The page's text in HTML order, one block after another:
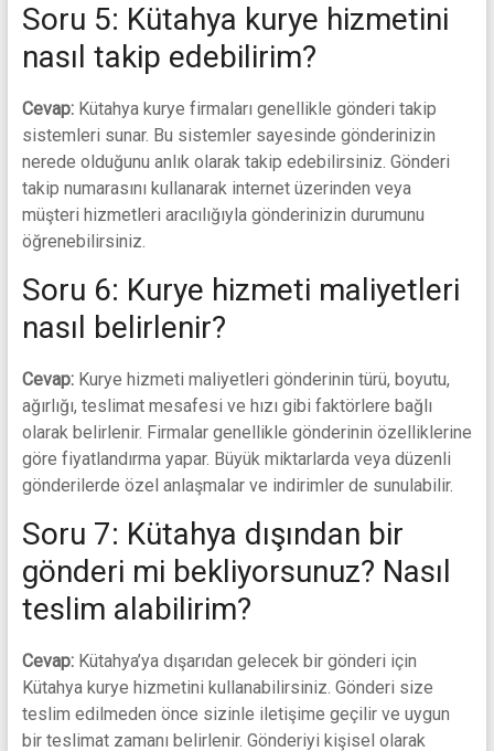
Soru 5: Kütahya kurye hizmetini
nasıl takip edebilirim?
Cevap:Kütahya kurye firmaları genellikle gönderi takip
sistemleri sunar. Bu sistemler sayesinde gönderinizin
nerede olduğunu anlık olarak takip edebilirsiniz. Gönderi
takip numarasını kullanarak internet üzerinden veya
müşteri hizmetleri aracılığıyla gönderinizin durumunu
öğrenebilirsiniz.
Soru 6: Kurye hizmeti maliyetleri
nasıl belirlenir?
Cevap:Kurye hizmeti maliyetleri gönderinin türü, boyutu,
ağırlığı, teslimat mesafesi ve hızı gibi faktörlere bağlı
olarak belirlenir. Firmalar genellikle gönderinin özelliklerine
göre fiyatlandırma yapar. Büyük miktarlarda veya düzenli
gönderilerde özel anlaşmalar ve indirimler de sunulabilir.
Soru 7: Kütahya dışından bir
gönderi mi bekliyorsunuz? Nasıl
teslim alabilirim?
Cevap:Kütahya’ya dışarıdan gelecek bir gönderi için
Kütahya kurye hizmetini kullanabilirsiniz. Gönderi size
teslim edilmeden önce sizinle iletişime geçilir ve uygun
bir teslimat zamanı belirlenir. Gönderiyi kişisel olarak